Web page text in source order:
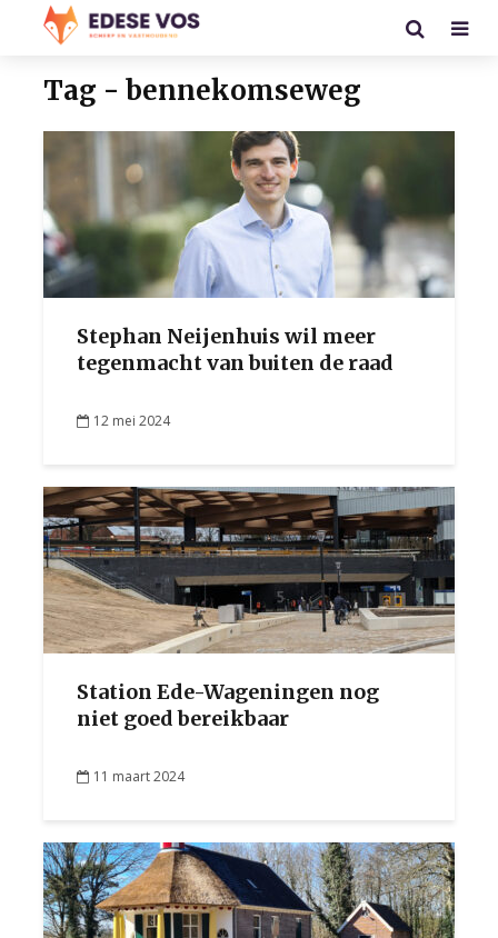
Tag - bennekomseweg
Stephan Neijenhuis wil meer
tegenmacht van buiten de raad
12 mei 2024
Station Ede-Wageningen nog
niet goed bereikbaar
11 maart 2024